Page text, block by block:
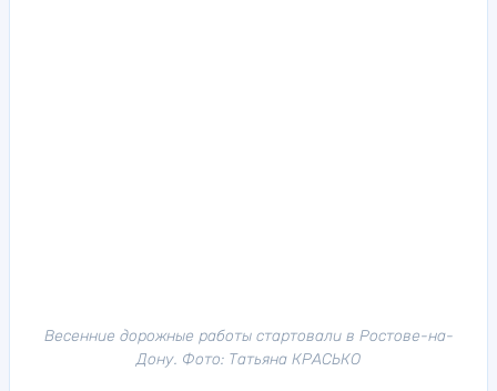
Весенние дорожные работы стартовали в Ростове-на-
Дону. Фото: Татьяна КРАСЬКО